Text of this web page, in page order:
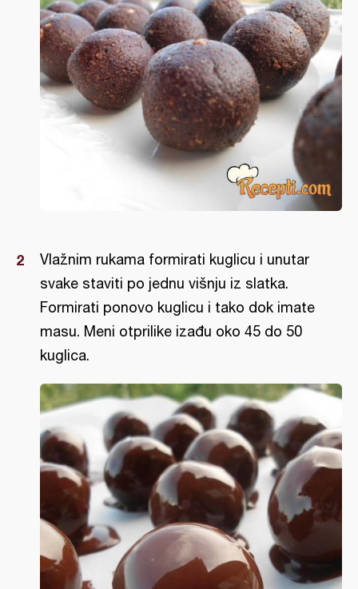
Vlažnim rukama formirati kuglicu i unutar
svake staviti po jednu višnju iz slatka.
Formirati ponovo kuglicu i tako dok imate
masu. Meni otprilike izađu oko 45 do 50
kuglica.